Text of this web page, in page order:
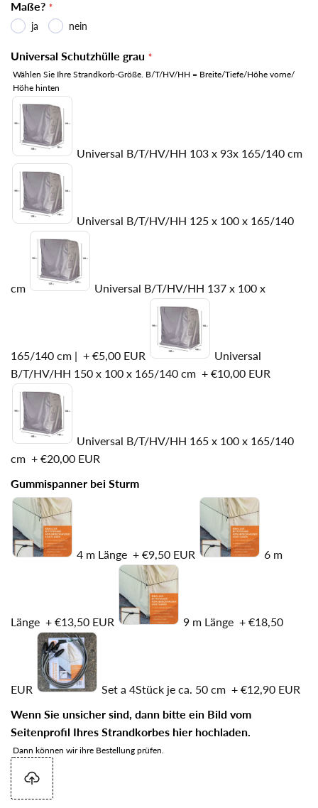
Maße?
ja nein
Universal Schutzhülle grau
Wählen Sie Ihre Strandkorb-Größe. B/T/HV/HH = Breite/Tiefe/Höhe vorne/
Höhe hinten
Universal B/T/HV/HH 103 x 93x 165/140 cm
Universal B/T/HV/HH 125 x 100 x 165/140
cm Universal B/T/HV/HH 137 x 100 x
165/140 cm | + €5,00 EUR
Universal
B/T/HV/HH 150 x 100 x 165/140 cm + €10,00 EUR
Universal B/T/HV/HH 165 x 100 x 165/140
cm + €20,00 EUR
Gummispanner bei Sturm
4 m Länge + €9,50 EUR 6 m
Länge + €13,50 EUR 9 m Länge + €18,50
EUR Set a 4Stück je ca. 50 cm + €12,90 EUR
Wenn Sie unsicher sind, dann bitte ein Bild vom
Seitenprofil Ihres Strandkorbes hier hochladen.
Dann können wir ihre Bestellung prüfen.